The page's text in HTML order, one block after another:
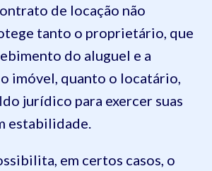
de locação não
tanto o proprietário, que
do aluguel e a
imóvel, quanto o locatário,
jurídico para exercer suas
estabilidade.
em certos casos, o